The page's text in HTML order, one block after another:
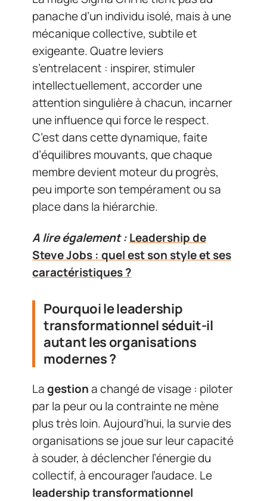
panache d’un individu isolé, mais à une
mécanique collective, subtile et
exigeante. Quatre leviers
s’entrelacent : inspirer, stimuler
intellectuellement, accorder une
attention singulière à chacun, incarner
une influence qui force le respect.
C’est dans cette dynamique, faite
d’équilibres mouvants, que chaque
membre devient moteur du progrès,
peu importe son tempérament ou sa
place dans la hiérarchie.
A lire également :Leadership de
Steve Jobs : quel est son style et ses
caractéristiques ?
Pourquoi le leadership
transformationnel séduit-il
autant les organisations
modernes ?
Lagestiona changé de visage : piloter
par la peur ou la contrainte ne mène
plus très loin. Aujourd’hui, la survie des
organisations se joue sur leur capacité
à souder, à déclencher l’énergie du
collectif, à encourager l’audace. Le
leadership transformationnel